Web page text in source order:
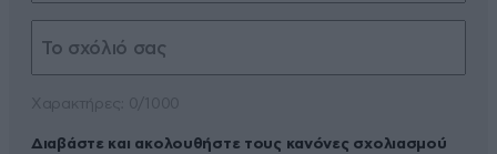
Διαβάστε και ακολουθήστε τους κανόνες σχολιασμού